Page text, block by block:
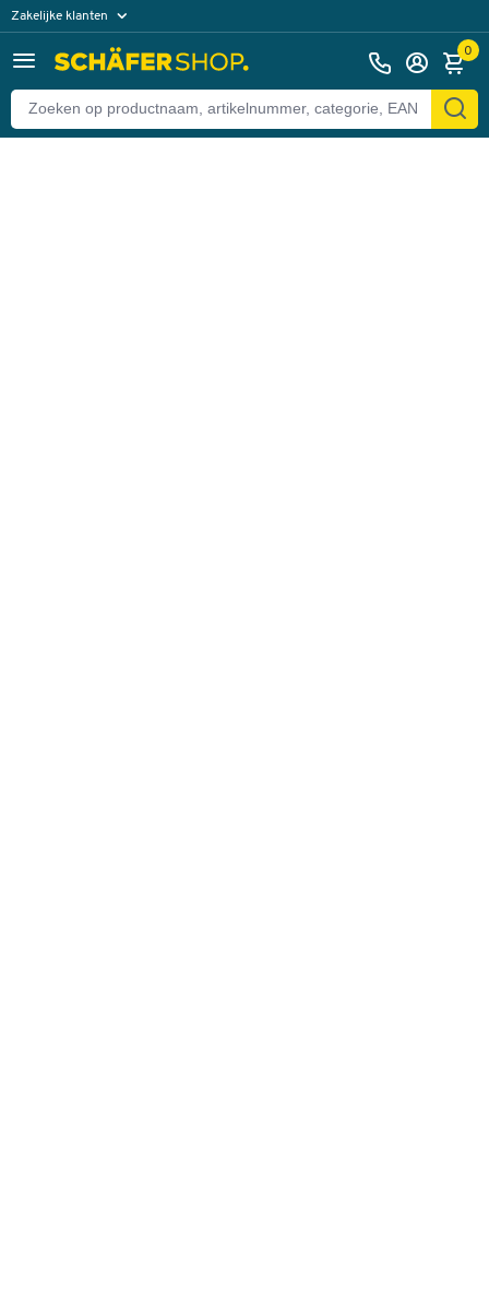
Zakelijke klanten
Particuliere klanten 0
Terug